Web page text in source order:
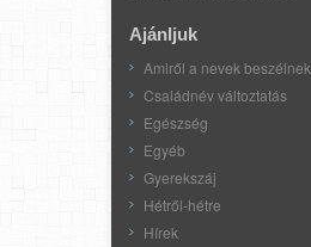
Ajánljuk
Amiről a nevek beszélnek
Családnév változtatás
Egészség
Egyéb
Gyerekszáj
Hétről-hétre
Hírek